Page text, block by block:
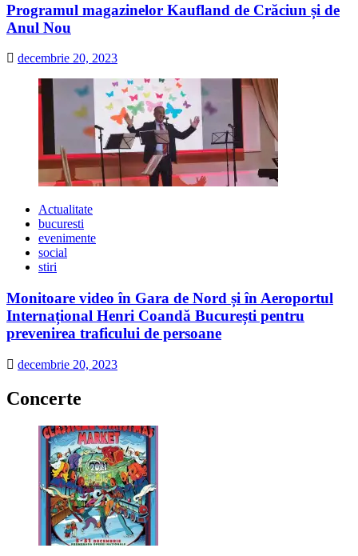
Programul magazinelor Kaufland de Crăciun și de
Anul Nou
decembrie 20, 2023
Actualitate
bucuresti
evenimente
social
stiri
Monitoare video în Gara de Nord și în Aeroportul
Internațional Henri Coandă București pentru
prevenirea traficului de persoane
decembrie 20, 2023
Concerte